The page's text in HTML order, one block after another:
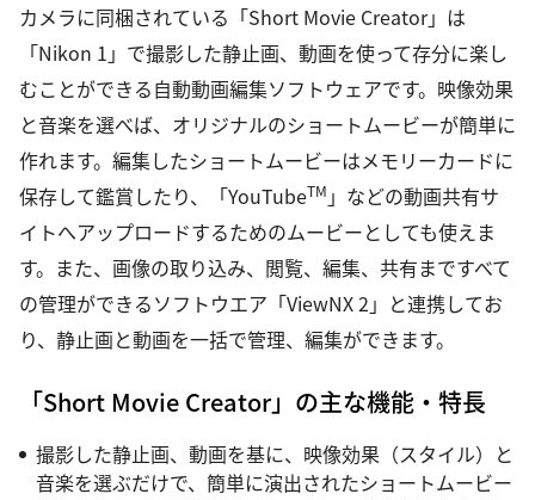
カメラに同梱されている「Short Movie Creator」は
「Nikon 1」で撮影した静止画、動画を使って存分に楽し
むことができる自動動画編集ソフトウェアです。映像効果
と音楽を選べば、オリジナルのショートムービーが簡単に
作れます。編集したショートムービーはメモリーカードに
保存して鑑賞したり、「YouTubeTM 」などの動画共有サ
イトへアップロードするためのムービーとしても使えま
す。また、画像の取り込み、閲覧、編集、共有まですべて
の管理ができるソフトウエア「ViewNX 2」と連携してお
り、静止画と動画を一括で管理、編集ができます。
「Short Movie Creator」の主な機能・特長
撮影した静止画、動画を基に、映像効果（スタイル）と
音楽を選ぶだけで、簡単に演出されたショートムービー